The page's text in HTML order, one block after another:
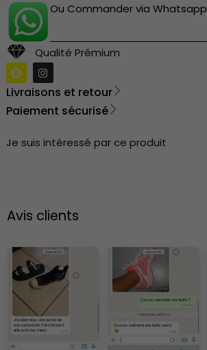
Ou Commander via Whatsapp
Qualité Prémium
Livraisons et retour
Paiement sécurisé
Je suis intéressé par ce produit
Avis clients